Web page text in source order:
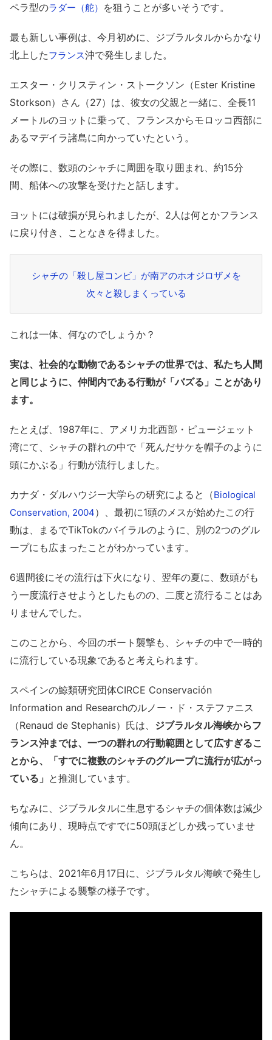
ペラ型のラダー（舵） を狙うことが多いそうです。
最も新しい事例は、今月初めに、ジブラルタルからかなり
北上したフランス沖で発生しました。
エスター・クリスティン・ストークソン（Ester Kristine
Storkson）さん（27）は、彼女の父親と一緒に、全長11
メートルのヨットに乗って、フランスからモロッコ西部に
あるマデイラ諸島に向かっていたという。
その際に、数頭のシャチに周囲を取り囲まれ、約15分
間、船体への攻撃を受けたと話します。
ヨットには破損が見られましたが、2人は何とかフランス
に戻り付き、ことなきを得ました。
シャチの「殺し屋コンビ」が南アのホオジロザメを
次々と殺しまくっている
これは一体、何なのでしょうか？
実は、社会的な動物であるシャチの世界では、私たち人間
と同じように、仲間内である行動が「バズる」ことがあり
ます。
たとえば、1987年に、アメリカ北西部・ピュージェット
湾にて、シャチの群れの中で「死んだサケを帽子のように
頭にかぶる」行動が流行しました。
カナダ・ダルハウジー大学らの研究によると（Biological
Conservation, 2004）、最初に1頭のメスが始めたこの行
動は、まるでTikTokのバイラルのように、別の2つのグル
ープにも広まったことがわかっています。
6週間後にその流行は下火になり、翌年の夏に、数頭がも
う一度流行させようとしたものの、二度と流行ることはあ
りませんでした。
このことから、今回のボート襲撃も、シャチの中で一時的
に流行している現象であると考えられます。
スペインの鯨類研究団体CIRCE Conservación
Information and Researchのルノー・ド・ステファニス
（Renaud de Stephanis）氏は、 ジブラルタル海峡からフ
ランス沖までは、一つの群れの行動範囲として広すぎるこ
とから、「すでに複数のシャチのグループに流行が広がっ
ている」 と推測しています。
ちなみに、ジブラルタルに生息するシャチの個体数は減少
傾向にあり、現時点ですでに50頭ほどしか残っていませ
ん。
こちらは、2021年6月17日に、ジブラルタル海峡で発生し
たシャチによる襲撃の様子です。